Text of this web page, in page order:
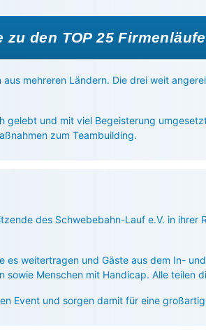
den TOP 25
mehreren Ländern. Die drei weit
und mit viel Begeisterung
zum Teambuilding.
des Schwebebahn-Lauf e.V. in
weitertragen und Gäste aus dem In-
Menschen mit Handicap. Alle teilen
Event und sorgen damit für eine